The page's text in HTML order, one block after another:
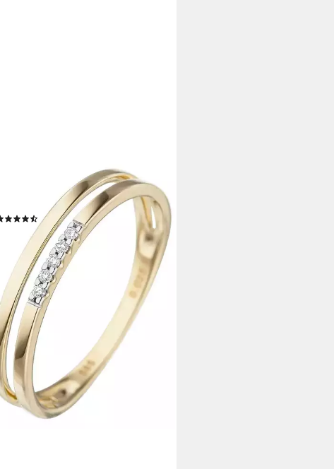
Diamantring, 585 Gold mit 5
(45)
499,50 €
lieferbar - in 2-3 Werktagen bei dir